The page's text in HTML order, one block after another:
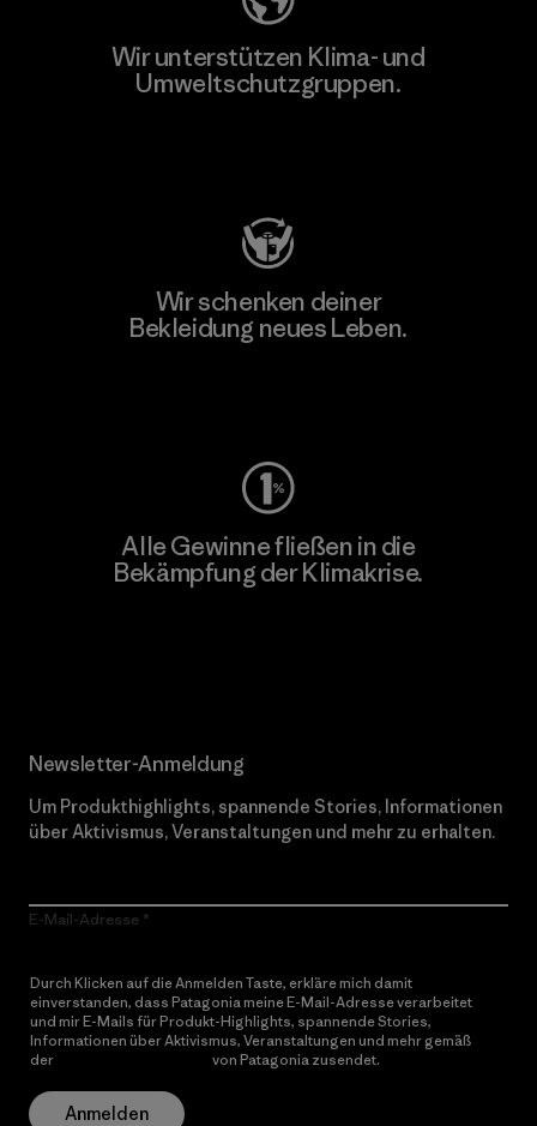
Wir unterstützen Klima- und
Umweltschutzgruppen.
Wir schenken deiner
Bekleidung neues Leben.
Alle Gewinne fließen in die
Bekämpfung der Klimakrise.
Newsletter-Anmeldung
Um Produkthighlights, spannende Stories, Informationen
über Aktivismus, Veranstaltungen und mehr zu erhalten.
E-Mail-Adresse
Durch Klicken auf die Anmelden Taste, erkläre mich damit
einverstanden, dass Patagonia meine E-Mail-Adresse verarbeitet
und mir E-Mails für Produkt-Highlights, spannende Stories,
Informationen über Aktivismus, Veranstaltungen und mehr gemäß
der
von Patagonia zusendet.
Anmelden